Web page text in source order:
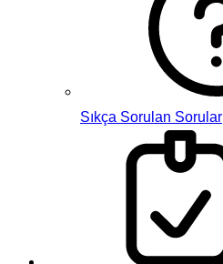
Sıkça Sorulan Sorular